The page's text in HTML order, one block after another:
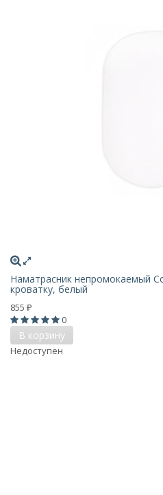
Наматрасник непромокаемый
кроватку, белый
855 ₽
0
В корзину
Недоступен